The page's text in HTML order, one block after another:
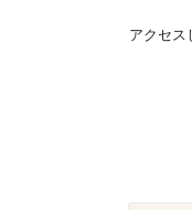
アクセス